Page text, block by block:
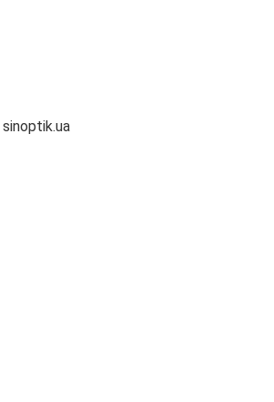
sinoptik.ua